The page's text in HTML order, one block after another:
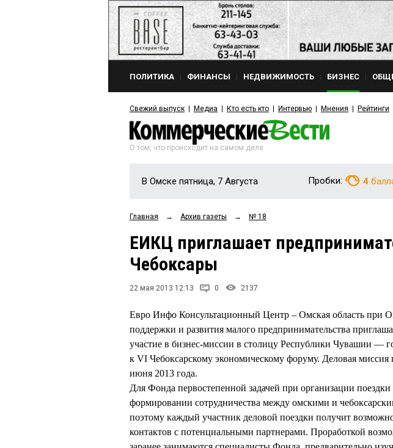
ПОЛИТИКА ФИНАНСЫ НЕДВИЖИМОСТЬ БИЗНЕС
Свежий выпуск Медиа Кто есть кто Интервью Мнения Рейтинги
О том, что происходит на самом деле
В Омске пятница, 7 Августа Пробки: 4
Главная → Архив газеты → № 18
ЕИКЦ приглашает
Чебоксары
22 мая 2013 12:13 0 2137
Евро Инфо Консультационный Центр – Омская область при
поддержки и развития малого предпринимательства
участие в бизнес-миссии в столицу Республики Чувашии —
к VI Чебоксарскому экономическому форуму. Деловая миссия
июня 2013 года.
Для Фонда первостепенной задачей при организации поездки
формировании сотрудничества между омскими и
поэтому каждый участник деловой поездки получит
контактов с потенциальными партнерами. Проработкой